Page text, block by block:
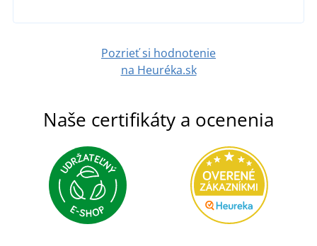
Pozrieť si hodnotenie
na Heuréka.sk
Naše certifikáty a ocenenia